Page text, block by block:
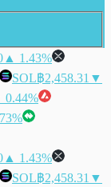
▲ 1.43%
SOL฿2,458.31 ▼
0.44%
▲ 1.43%
SOL฿2,458.31 ▼